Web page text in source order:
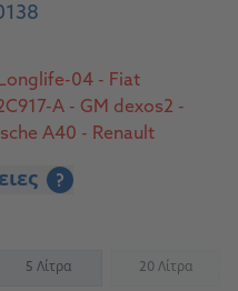
04 - Fiat
A - GM dexos2 -
A40 - Renault
?
5 Λίτρα 20 Λίτρα
(Not